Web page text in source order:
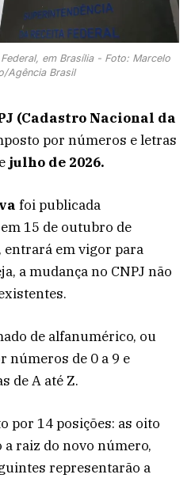
em Brasília - Foto: Marcelo
Agência Brasil
(Cadastro Nacional da
por números e letras
julho de 2026.
foi publicada
em 15 de outubro de
entrará em vigor para
a mudança no CNPJ não
de alfanumérico, ou
números de 0 a 9 e
de A até Z.
por 14 posições: as oito
raiz do novo número,
representarão a